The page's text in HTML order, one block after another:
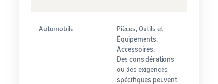
Automobile
Pièces, Outils et
Équipements,
Accessoires.
Des considérations
ou des exigences
spécifiques peuvent